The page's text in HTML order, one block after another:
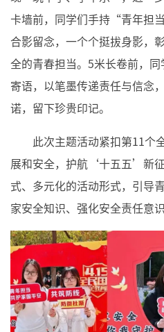
卡墙前，同学们手持“青年担
合影留念，一个个挺拔身影，
全的青春担当。5米长卷前，
寄语，以笔墨传递责任与信念
诺，留下珍贵印记。
此次主题活动紧扣第11个
展和安全，护航‘十五五’新
式、多元化的活动形式，引导
家安全知识、强化安全责任意识